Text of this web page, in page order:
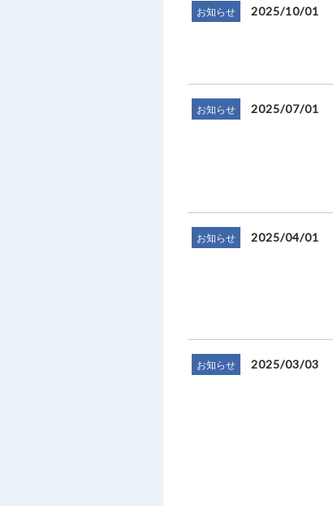
お知らせ 2025/10/01
お知らせ 2025/07/01
お知らせ 2025/04/01
お知らせ 2025/03/03